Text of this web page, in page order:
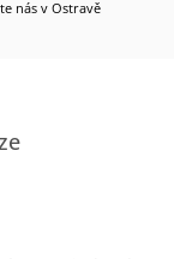
nás v Ostravě